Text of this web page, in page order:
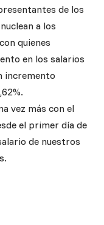
de los
a los
quienes
en los salarios
incremento
vez más con el
el primer día de
de nuestros